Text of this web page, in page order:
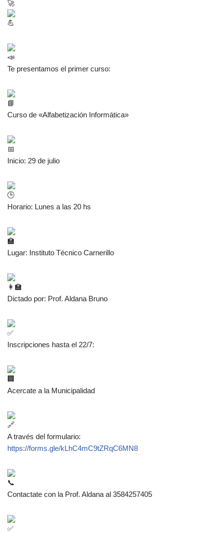
Te presentamos el primer curso:
Curso de «Alfabetización Informática»
Inicio: 29 de julio
Horario: Lunes a las 20 hs
Lugar: Instituto Técnico Carnerillo
Dictado por: Prof. Aldana Bruno
Inscripciones hasta el 22/7:
Acercate a la Municipalidad
A través del formulario:
https://forms.gle/kLhC4mC9tZRqC6MN8
Contactate con la Prof. Aldana al 3584257405